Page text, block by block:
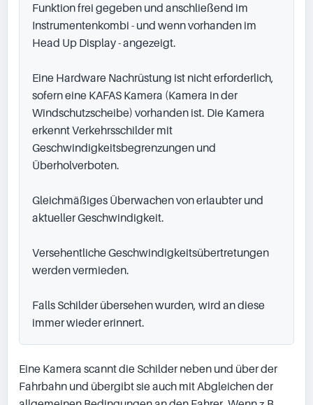
Funktion frei gegeben und anschließend im
Instrumentenkombi - und wenn vorhanden im
Head Up Display - angezeigt.
Eine Hardware Nachrüstung ist nicht erforderlich,
sofern eine KAFAS Kamera (Kamera in der
Windschutzscheibe) vorhanden ist. Die Kamera
erkennt Verkehrsschilder mit
Geschwindigkeitsbegrenzungen und
Überholverboten.
Gleichmäßiges Überwachen von erlaubter und
aktueller Geschwindigkeit.
Versehentliche Geschwindigkeitsübertretungen
werden vermieden.
Falls Schilder übersehen wurden, wird an diese
immer wieder erinnert.
Eine Kamera scannt die Schilder neben und über der
Fahrbahn und übergibt sie auch mit Abgleichen der